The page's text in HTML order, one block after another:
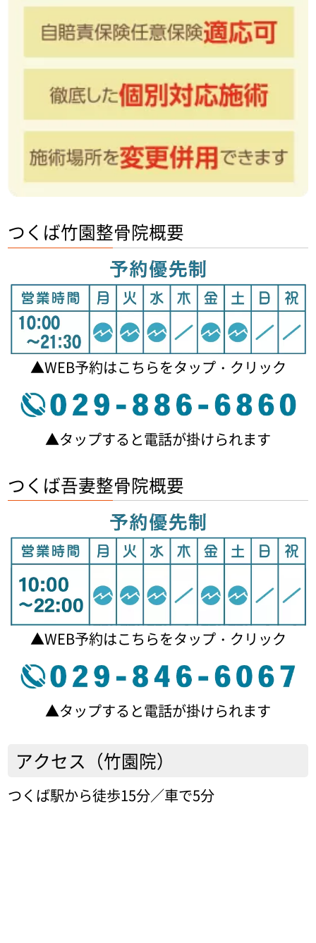
つくば竹園整骨院概要
▲WEB予約はこちらをタップ・クリック
▲タップすると電話が掛けられます
つくば吾妻整骨院概要
▲WEB予約はこちらをタップ・クリック
▲タップすると電話が掛けられます
アクセス（竹園院）
つくば駅から徒歩15分／車で5分